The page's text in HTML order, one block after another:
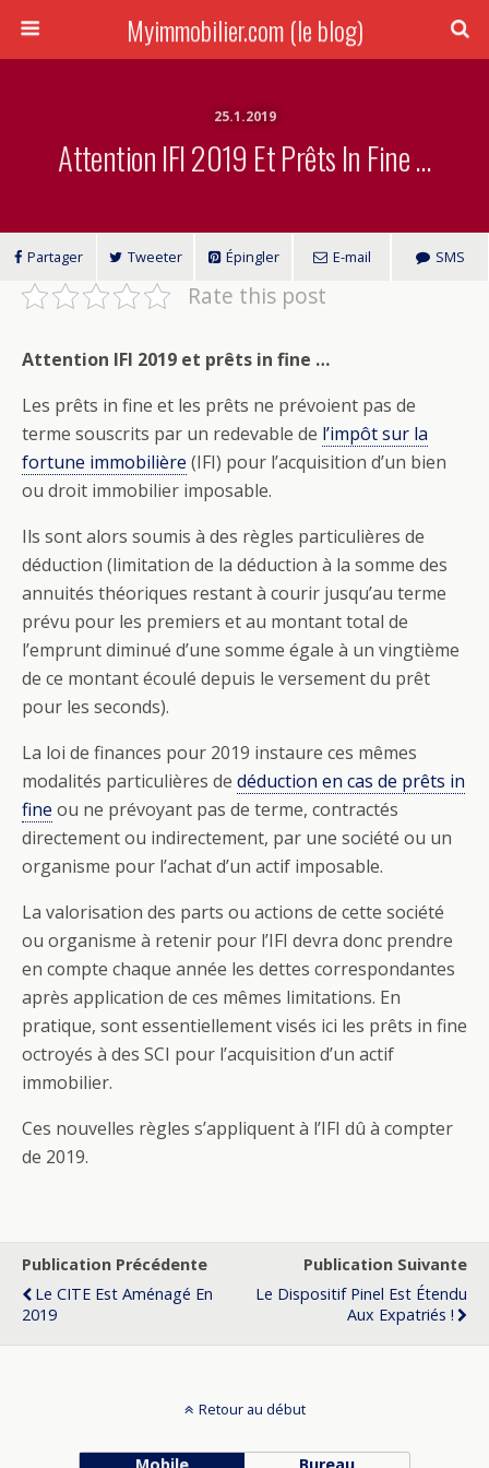
Myimmobilier.com (le blog)
25.1.2019
Attention IFI 2019 Et Prêts In Fine …
Partager Tweeter Épingler E-mail SMS
Rate this post
Attention IFI 2019 et prêts in fine …
Les prêts in fine et les prêts ne prévoient pas de
terme souscrits par un redevable de l’impôt sur la
fortune immobilière (IFI) pour l’acquisition d’un bien
ou droit immobilier imposable.
Ils sont alors soumis à des règles particulières de
déduction (limitation de la déduction à la somme des
annuités théoriques restant à courir jusqu’au terme
prévu pour les premiers et au montant total de
l’emprunt diminué d’une somme égale à un vingtième
de ce montant écoulé depuis le versement du prêt
pour les seconds).
La loi de finances pour 2019 instaure ces mêmes
modalités particulières de déduction en cas de prêts in
fine ou ne prévoyant pas de terme, contractés
directement ou indirectement, par une société ou un
organisme pour l’achat d’un actif imposable.
La valorisation des parts ou actions de cette société
ou organisme à retenir pour l’IFI devra donc prendre
en compte chaque année les dettes correspondantes
après application de ces mêmes limitations. En
pratique, sont essentiellement visés ici les prêts in fine
octroyés à des SCI pour l’acquisition d’un actif
immobilier.
Ces nouvelles règles s’appliquent à l’IFI dû à compter
de 2019.
Publication Précédente
Le CITE Est Aménagé En
2019
Publication Suivante
Le Dispositif Pinel Est Étendu
Aux Expatriés !
Retour au début